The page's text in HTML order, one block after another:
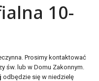
10-
Prosimy kontaktować
św. lub w Domu Zakonnym.
odbędzie się w niedzielę